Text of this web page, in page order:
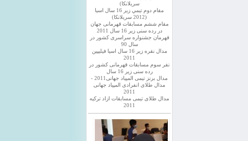
سريلانكا)
مقام دوم تيمي زير 16 سال اسيا
(2012 سريلانكا)
مقام ششم مسابقات قهرمانی جهان
در رده سنی زیر 16 سال 2011
قهرمان جشنواره سراسری کشور در
سال 90
مدال نقره زیر 16 سال اسیا فیلیپین
2011
نفر سوم مسابقات قهرمانی کشور در
رده سنی زیر 16 سال
مدال برنز تیمی المپیاد جهانی2011 -
مدال طلای انفرادی المپیاد جهانی
2011
مدال طلای تیمی مسابقات ازاد ترکیه
2011